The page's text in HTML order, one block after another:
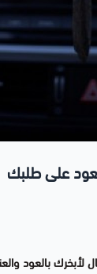
على طلبك
لأبخرك بالعود